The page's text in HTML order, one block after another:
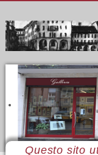
Questo sito